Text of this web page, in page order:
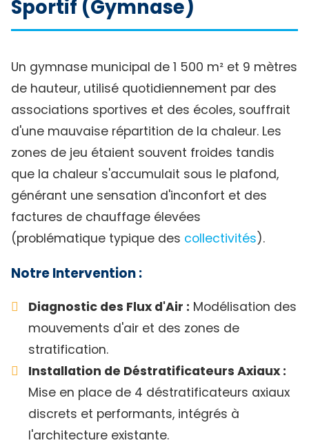
Sportif (Gymnase)
Un gymnase municipal de 1 500 m² et 9 mètres
de hauteur, utilisé quotidiennement par des
associations sportives et des écoles, souffrait
d'une mauvaise répartition de la chaleur. Les
zones de jeu étaient souvent froides tandis
que la chaleur s'accumulait sous le plafond,
générant une sensation d'inconfort et des
factures de chauffage élevées
(problématique typique des collectivités).
Notre Intervention :
Diagnostic des Flux d'Air : Modélisation des
mouvements d'air et des zones de
stratification.
Installation de Déstratificateurs Axiaux :
Mise en place de 4 déstratificateurs axiaux
discrets et performants, intégrés à
l'architecture existante.